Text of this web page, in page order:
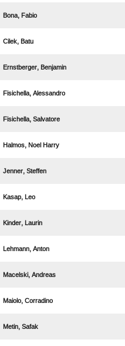
 
 
 
 
 
  
 
 
 
 
 
 
 